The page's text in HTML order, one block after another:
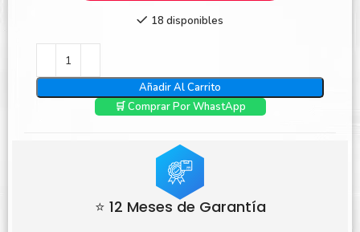
18 disponibles
Añadir Al Carrito
🛒 Comprar Por WhastApp
⭐ 12 Meses de Garantía